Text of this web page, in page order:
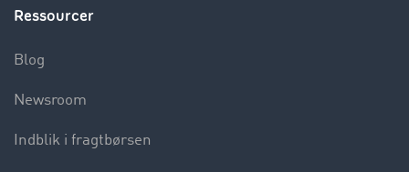
Ressourcer
Blog
Newsroom
Indblik i fragtbørsen